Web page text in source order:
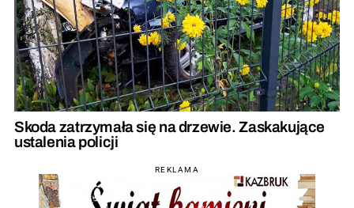
Skoda zatrzymała się na drzewie. Zaskakujące
ustalenia policji
REKLAMA